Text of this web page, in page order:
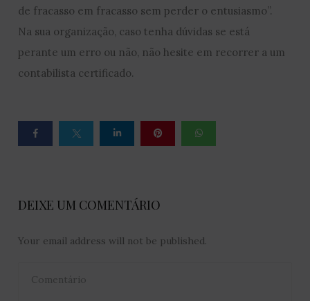
de fracasso em fracasso sem perder o entusiasmo”.
Na sua organização, caso tenha dúvidas se está
perante um erro ou não, não hesite em recorrer a um
contabilista certificado.
DEIXE UM COMENTÁRIO
Your email address will not be published.